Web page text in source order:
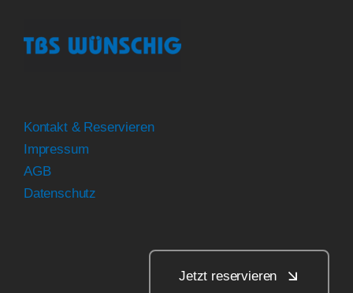
Kontakt & Reservieren
Impressum
AGB
Datenschutz
Jetzt reservieren